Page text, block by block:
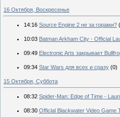
16 Октября, Воскресенье
14:16 Source Engine 2 не за горами?
10:03 Batman Arkham City - Official
09:49 Electronic Arts закрывает
09:34 Star Wars для всех и сразу (0)
15 Октября, Суббота
08:32 Spider-Man: Edge of Time -
08:30 Officlal Blackwater Video Game